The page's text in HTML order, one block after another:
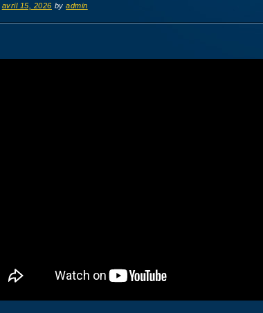
avril 15, 2026 byadmin